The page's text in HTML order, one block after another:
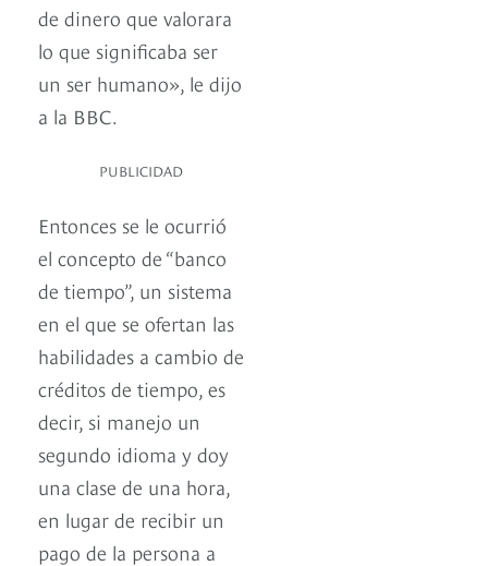
de dinero que valorara
lo que significaba ser
un ser humano», le dijo
a la BBC.
PUBLICIDAD
Entonces se le ocurrió
el concepto de “banco
de tiempo”, un sistema
en el que se ofertan las
habilidades a cambio de
créditos de tiempo, es
decir, si manejo un
segundo idioma y doy
una clase de una hora,
en lugar de recibir un
pago de la persona a